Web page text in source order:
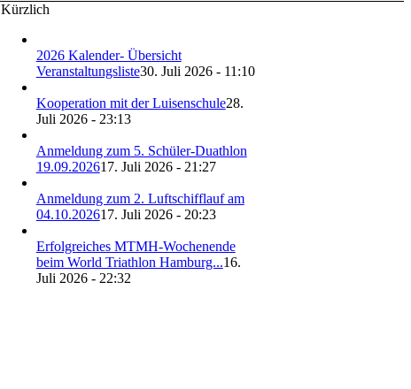
Kürzlich
2026 Kalender- Übersicht
Veranstaltungsliste30. Juli 2026 - 11:10
Kooperation mit der Luisenschule28.
Juli 2026 - 23:13
Anmeldung zum 5. Schüler-Duathlon
19.09.202617. Juli 2026 - 21:27
Anmeldung zum 2. Luftschifflauf am
04.10.202617. Juli 2026 - 20:23
Erfolgreiches MTMH-Wochenende
beim World Triathlon Hamburg...16.
Juli 2026 - 22:32